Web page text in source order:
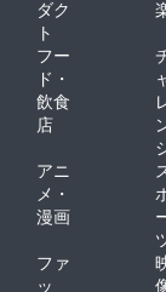
ダク
ト
フー
ド・
飲食
店
アニ
メ・
漫画
ファ
ッ